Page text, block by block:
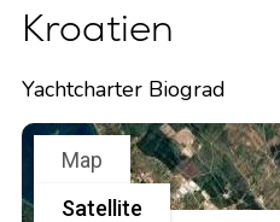
Kroatien
Yachtcharter Biograd
Map
Satellite